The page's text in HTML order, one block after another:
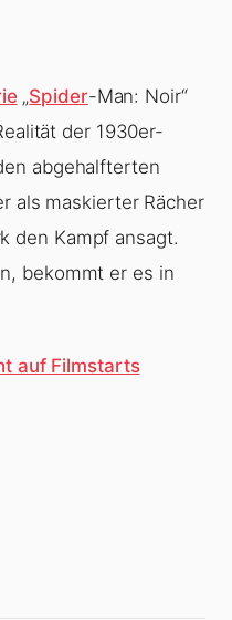
„Spider-Man: Noir“
der 1930er-
abgehalfterten
als maskierter Rächer
den Kampf ansagt.
bekommt er es in
auf Filmstarts